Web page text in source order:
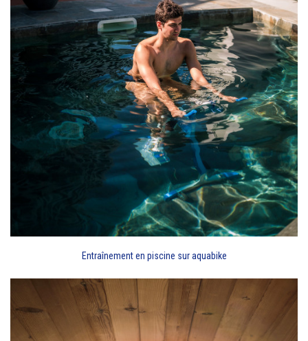
Entraînement en piscine sur aquabike